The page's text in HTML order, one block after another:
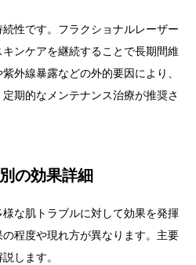
性です。フラクショナルレーザー
ンケアを継続することで長期間維
外線暴露などの外的要因により、
期的なメンテナンス治療が推奨さ
の効果詳細
な肌トラブルに対して効果を発揮
程度や現れ方が異なります。主要
します。